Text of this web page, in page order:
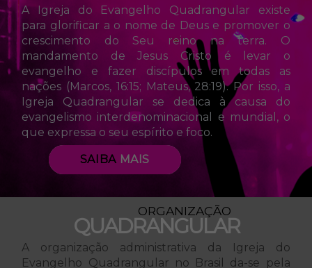
A Igreja do Evangelho Quadrangular existe
para glorificar a o nome de Deus e promover o
crescimento do Seu reino na terra. O
mandamento de Jesus Cristo é levar o
evangelho e fazer discípulos em todas as
nações (Marcos, 16:15; Mateus, 28:19). Por isso, a
Igreja Quadrangular se dedica à causa do
evangelismo interdenominacional e mundial, o
que expressa o seu espírito e foco.
SAIBA MAIS
ORGANIZAÇÃO
QUADRANGULAR
A organização administrativa da Igreja do
Evangelho Quadrangular no Brasil da-se pela